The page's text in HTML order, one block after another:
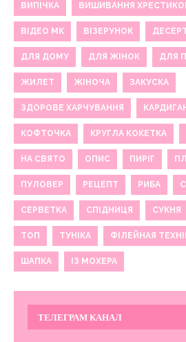
ВИПІЧКА ВИШИВАННЯ
ВІДЕО МК ВІЗЕРУНОК
ДЛЯ ДОМУ ДЛЯ ЖІНОК ДЛЯ
ЖИЛЕТ ЖІНОЧА ЗАКУСКА
ЗДОРОВЕ ХАРЧУВАННЯ
КОФТОЧКА КРУГЛА КОКЕТКА
НА СВЯТО ОПИС ПИРІГ
ПУЛОВЕР РЕЦЕПТ РИБА
СЕРВЕТКА СПІДНИЦЯ СУКНЯ
ТОП ТУНІКА ФІЛЕЙНАЯ
ШАПКА ІЗ МОХЕРА
ТЕЛЕГРАМ КАНАЛ